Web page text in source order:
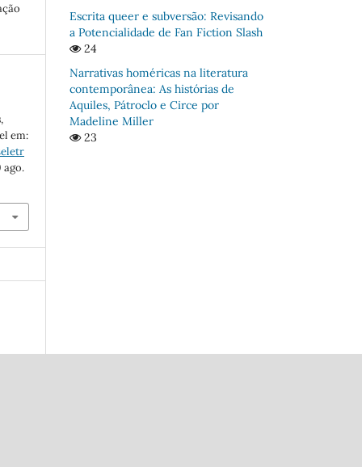
,
em:
ago.
Escrita queer e subversão: Revisando
a Potencialidade de Fan Fiction Slash
24
Narrativas homéricas na literatura
contemporânea: As histórias de
Aquiles, Pátroclo e Circe por
Madeline Miller
23